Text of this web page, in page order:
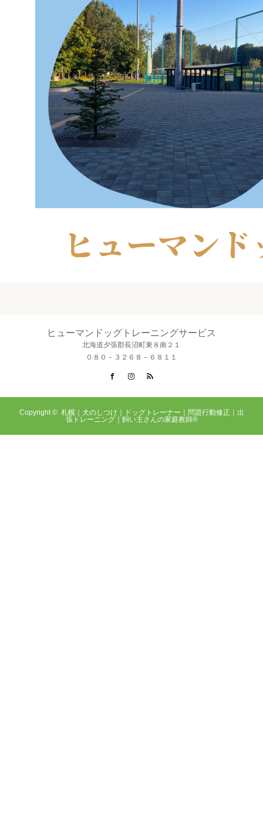
ヒューマンドッグトレーニングサービス
北海道夕張郡長沼町東８南２１
０８０－３２６８－６８１１
FacebookInstagram
Copyright © 札幌｜犬のしつけ｜ドッグトレーナー｜問題行動修正｜出
張トレーニング｜飼い主さんの家庭教師®️